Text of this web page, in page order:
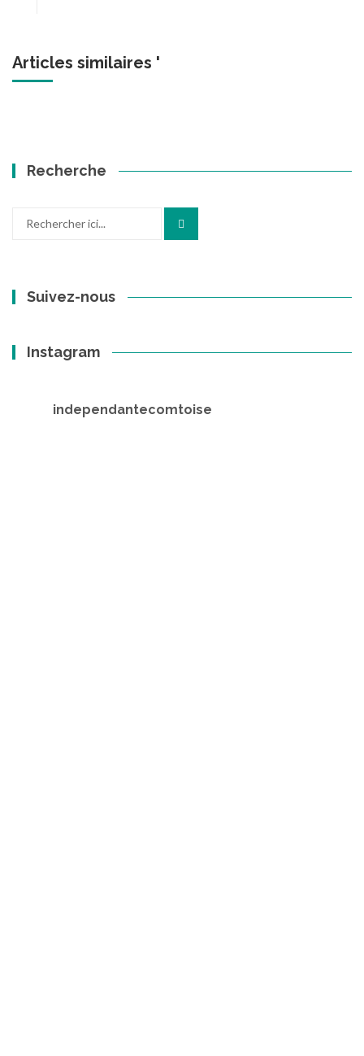
Articles similaires '
Recherche
Suivez-nous
Instagram
independantecomtoise